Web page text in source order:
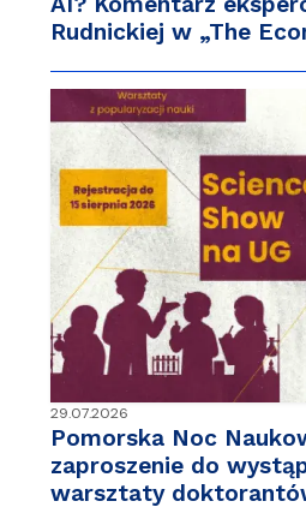
Rudnickiej w „The
29.07.2026
Pomorska Noc
zaproszenie do
warsztaty